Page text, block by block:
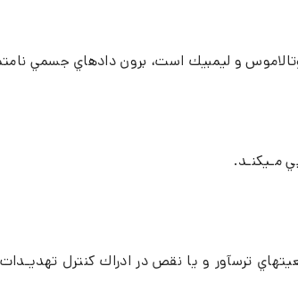
و ليمبيك است، برون دادهاي جسمي
مـيكنـد.
ترسآور و يا نقص در ادراك كنترل